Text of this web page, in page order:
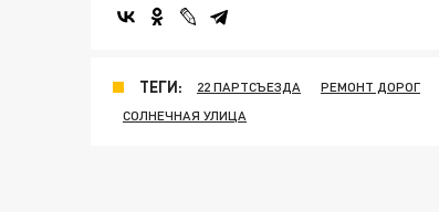
ТЕГИ: 22 ПАРТСЪЕЗДА РЕМОНТ ДОРОГ
СОЛНЕЧНАЯ УЛИЦА